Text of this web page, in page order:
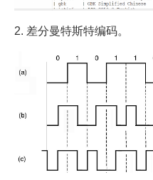
2. 差分曼特斯特编码。